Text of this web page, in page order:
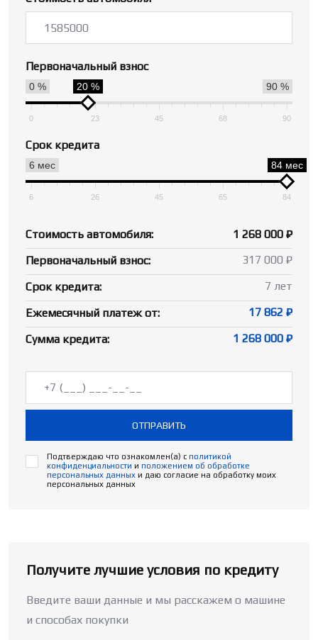
Первоначальный взнос
0 % 90 %
20 %
0 23 45 68 90
Срок кредита
6 мес 84 мес
6 26 45 65 84
Стоимость автомобиля:
1 268 000 ₽
Первоначальный взнос:
317 000 ₽
Срок кредита:
7 лет
Ежемесячный платеж от:
17 862 ₽
Сумма кредита:
1 268 000 ₽
ОТПРАВИТЬ
Подтверждаю что ознакомлен(а) с политикой
конфиденциальности и положением об обработке
персональных данных и даю согласие на обработку моих
персональных данных
Получите лучшие условия по кредиту
Введите ваши данные и мы расскажем о машине
и способах покупки